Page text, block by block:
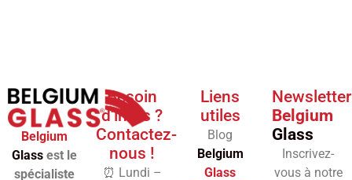
Belgium
Glassest le
spécialiste
Besoin
d'infos ?
Contactez-
nous !
⏰ Lundi –
Liens
utiles
Blog
Belgium
Glass
Newsletter
Belgium
Glass
Inscrivez-
vous à notre